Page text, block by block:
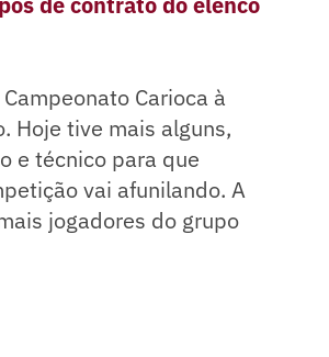
Carioca à
Hoje tive mais alguns,
e técnico para que
vai afunilando. A
jogadores do grupo